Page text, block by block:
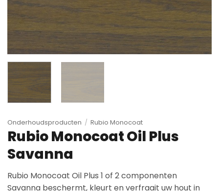
Onderhoudsproducten / Rubio Monocoat
Rubio Monocoat Oil Plus
Savanna
Rubio Monocoat Oil Plus 1 of 2 componenten
Savanna beschermt, kleurt en verfraait uw hout in